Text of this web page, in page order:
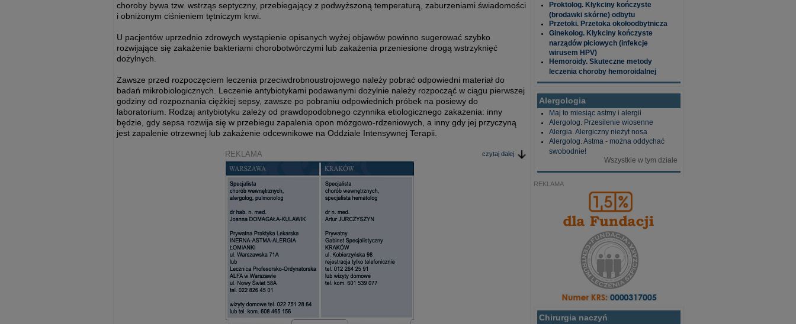
choroby bywa tzw. wstrząs septyczny, przebiegający z podwyższoną temperaturą, zaburzeniami świadomości
i obniżonym ciśnieniem tętniczym krwi.
U pacjentów uprzednio zdrowych wystąpienie opisanych wyżej objawów powinno sugerować szybko
rozwijające się zakażenie bakteriami chorobotwórczymi lub zakażenia przeniesione drogą wstrzyknięć
dożylnych.
Zawsze przed rozpoczęciem leczenia przeciwdrobnoustrojowego należy pobrać odpowiedni materiał do
badań mikrobiologicznych. Leczenie antybiotykami podawanymi dożylnie należy rozpocząć w ciągu pierwszej
godziny od rozpoznania ciężkiej sepsy, zawsze po pobraniu odpowiednich próbek na posiewy do
laboratorium. Rodzaj antybiotyku zależy od prawdopodobnego czynnika etiologicznego zakażenia: inny
będzie, gdy sepsa rozwija się w przebiegu zapalenia opon mózgowo-rdzeniowych, a inny gdy jej przyczyną
jest zapalenie otrzewnej lub zakażenie odcewnikowe na Oddziale Intensywnej Terapii.
REKLAMA czytaj dalej
Proktolog. Kłykciny kończyste
(brodawki skórne) odbytu
Przetoki. Przetoka okołoodbytnicza
Ginekolog. Kłykciny kończyste
narządów płciowych (infekcje
wirusem HPV)
Hemoroidy. Skuteczne metody
leczenia choroby hemoroidalnej
Alergologia
Maj to miesiąc astmy i alergii
Alergolog. Przesilenie wiosenne
Alergia. Alergiczny nieżyt nosa
Alergolog. Astma - można oddychać
swobodnie!
Wszystkie w tym dziale
REKLAMA
Chirurgia naczyń